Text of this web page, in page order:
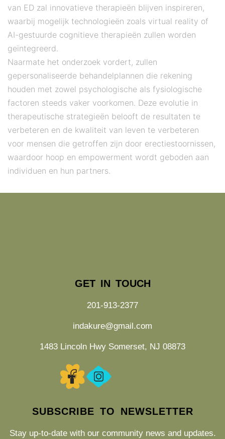
van ED zal innovatieve therapieën blijven inspireren,
waarbij mogelijk technologieën zoals virtual reality of
AI-gestuurde cognitieve therapieën zullen worden
geïntegreerd.
Naarmate het onderzoek vordert, zullen
gepersonaliseerde behandelplannen die rekening
houden met zowel psychologische als fysiologische
factoren steeds vaker voorkomen. Deze evolutie in
therapeutische strategieën belooft de resultaten te
verbeteren en de kwaliteit van leven te verbeteren
voor mensen die getroffen zijn door erectiestoornissen,
waardoor hoop en empowerment wordt geboden aan
individuen en hun partners.
GET IN TOUCH
201-913-2377
indakure@gmail.com
1483 Lincoln Hwy Somerset, NJ 08873
SUBSCRIBE TO NEWSLETTER
Stay up-to-date with our community news and updates.